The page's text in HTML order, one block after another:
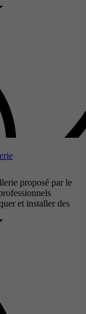
proposé par le
et installer des